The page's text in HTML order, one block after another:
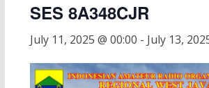
SES 8A348CJR
July 11, 2025 @ 00:00 - July 13,